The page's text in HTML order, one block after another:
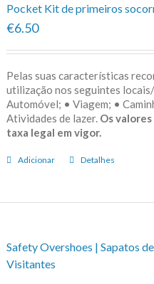
Pocket Kit de primeiros
€6.50
Pelas suas características
utilização nos seguintes
Automóvel; • Viagem; •
Atividades de lazer. Os
taxa legal em vigor.
Adicionar Detalhes
Safety Overshoes | Sapatos
Visitantes